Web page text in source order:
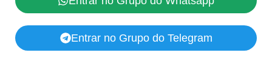
Entrar no Grupo do Telegram